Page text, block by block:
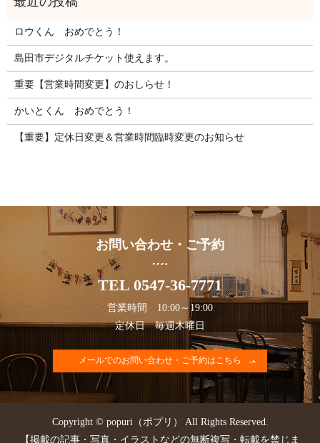
ロウくん おめでとう！
島田市デジタルチケット使えます。
重要【営業時間変更】のおしらせ！
かいとくん おめでとう！
【重要】定休日変更＆営業時間臨時変更のお知らせ
お問い合わせ・ご予約
TEL 0547-36-7771
営業時間 10:00～19:00
定休日 毎週木曜日
メールでのお問い合わせ・ご予約はこちら
Copyright © popuri（ポプリ） All Rights Reserved.
【掲載の記事・写真・イラストなどの無断複写・転載を禁じま